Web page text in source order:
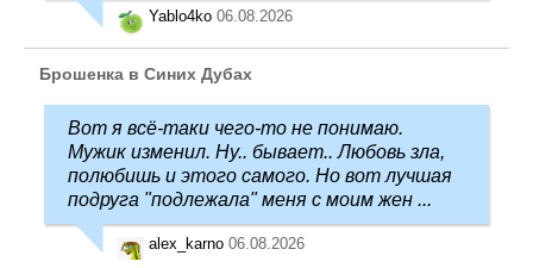
Yablo4ko 06.08.2026
Брошенка в Синих Дубах
Вот я всё-таки чего-то не понимаю.
Мужик изменил. Ну.. бывает.. Любовь зла,
полюбишь и этого самого. Но вот лучшая
подруга "подлежала" меня с моим жен ...
alex_karno 06.08.2026